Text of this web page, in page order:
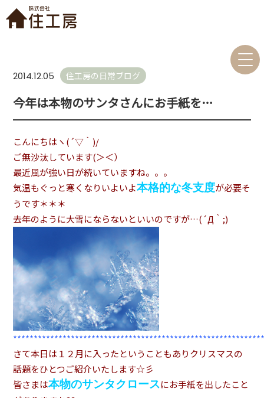
2014.12.05 住工房の日常ブログ
今年は本物のサンタさんにお手紙を…
こんにちはヽ(´▽｀)/
ご無沙汰しています(＞＜）
最近風が強い日が続いていますね。。。
気温もぐっと寒くなりいよいよ本格的な冬支度が必要そ
うです＊＊＊
去年のように大雪にならないといいのですが…(´Д｀;)
さて本日は１２月に入ったということもありクリスマスの
話題をひとつご紹介いたします☆彡
皆さまは本物のサンタクロースにお手紙を出したこと